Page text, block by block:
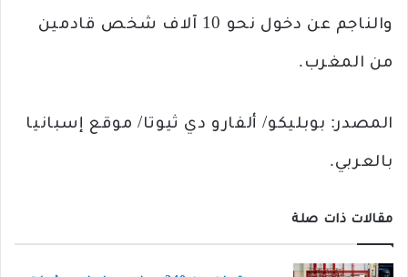
والناجم عن دخول نحو 10 آلاف شخص قادمين
من المغرب.
المصدر: بوبليكو/ ألفارو دي ثيوتا/ موقع إسبانيا
بالعربي.
مقالات ذات صلة